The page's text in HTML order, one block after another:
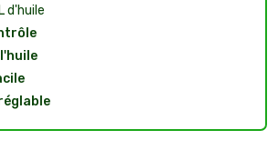
d'huile